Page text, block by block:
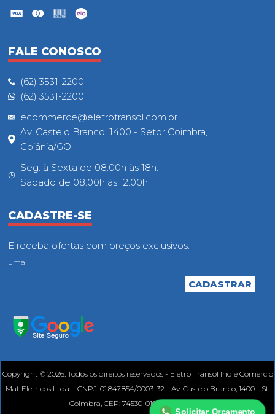
FALE CONOSCO
(62) 3531-2200
(62) 3531-2200
ecommerce@eletrotransol.com.br
Av. Castelo Branco, 1400 - Setor Coimbra,
Goiânia/GO
Seg. à Sexta de 08:00h às 18h.
Sábado de 08:00h às 12:00h
CADASTRE-SE
E receba ofertas com preços exclusivos.
Copyright © 2026. Todos os direitos reservados - Eletro Transol Ind e Comercio
Mat Eletricos Ltda. - CNPJ: 01.847.854/0003-32 - Av. Castelo Branco, 1400 - St.
Coimbra, CEP: 74530-010, Goiânia - GO.
Solicitar Orçamento